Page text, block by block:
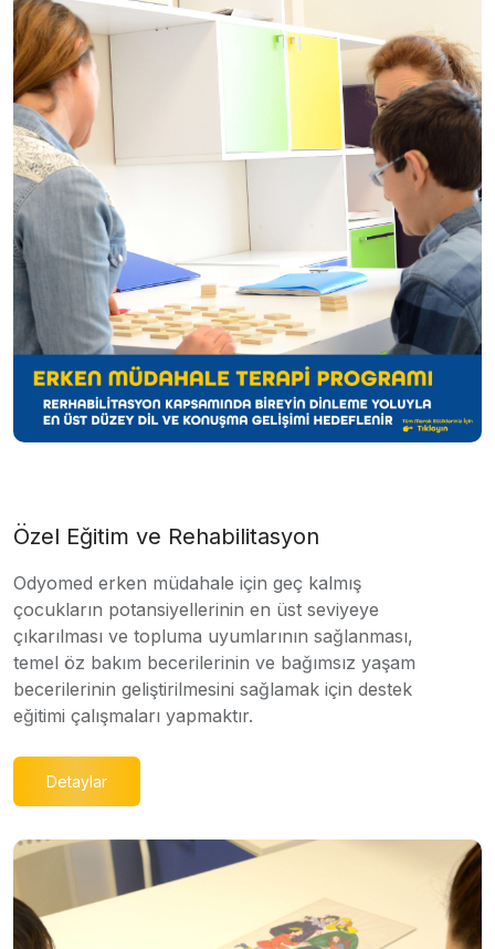
Özel Eğitim ve Rehabilitasyon
Odyomed erken müdahale için geç kalmış
çocukların potansiyellerinin en üst seviyeye
çıkarılması ve topluma uyumlarının sağlanması,
temel öz bakım becerilerinin ve bağımsız yaşam
becerilerinin geliştirilmesini sağlamak için destek
eğitimi çalışmaları yapmaktır.
Detaylar